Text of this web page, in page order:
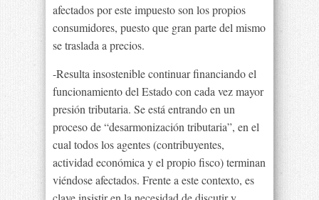
afectados por este impuesto son los propios
consumidores, puesto que gran parte del mismo
se traslada a precios.
-Resulta insostenible continuar financiando el
funcionamiento del Estado con cada vez mayor
presión tributaria. Se está entrando en un
proceso de “desarmonización tributaria”, en el
cual todos los agentes (contribuyentes,
actividad económica y el propio fisco) terminan
viéndose afectados. Frente a este contexto, es